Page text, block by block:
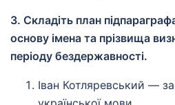
3. Складіть план
основу імена та прізвища
періоду бездержавності.
Іван Котляревський —